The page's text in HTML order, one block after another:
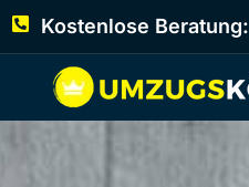
Kostenlose Beratung: